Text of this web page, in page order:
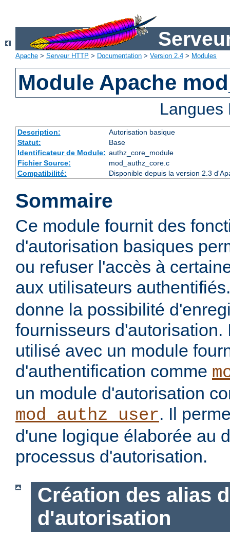
Apache > Serveur HTTP > Documentation > Version 2.4 > Modules
Module Apache
Description:
Autorisation basique
Statut:
Base
Identificateur de Module: authz_core_module
Fichier Source:
mod_authz_core.c
Compatibilité:
Disponible depuis la version 2.3
Sommaire
Ce module fournit des
d'autorisation basiques
ou refuser l'accès à
aux utilisateurs
donne la possibilité
fournisseurs d'autorisation.
utilisé avec un module
d'authentification comme
un module d'autorisation
mod_authz_user. Il
d'une logique élaborée au
processus d'autorisation.
Création des alias
d'autorisation